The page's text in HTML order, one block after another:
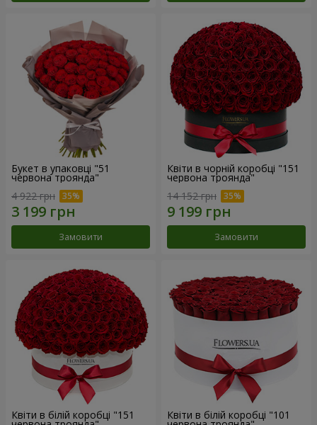
Букет в упаковці "51
червона троянда"
4 922 грн
Замовити
Квіти в чорній коробці "151
червона троянда"
14 152 грн
Замовити
Квіти в білій коробці "151 Квіти в білій коробці "101